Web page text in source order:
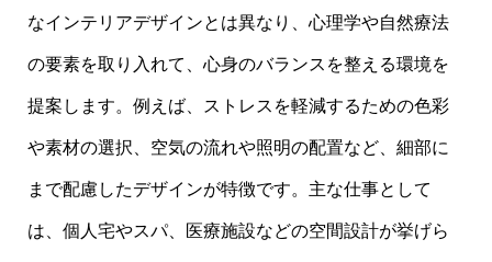
なインテリアデザインとは異なり、心理学や自然療法
の要素を取り入れて、心身のバランスを整える環境を
提案します。例えば、ストレスを軽減するための色彩
や素材の選択、空気の流れや照明の配置など、細部に
まで配慮したデザインが特徴です。主な仕事として
は、個人宅やスパ、医療施設などの空間設計が挙げら